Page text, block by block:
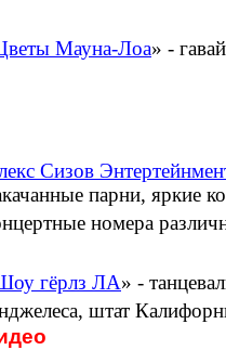
Мауна-Лоа» -
Сизов
парни, яркие
номера
гёрлз ЛА» -
штат